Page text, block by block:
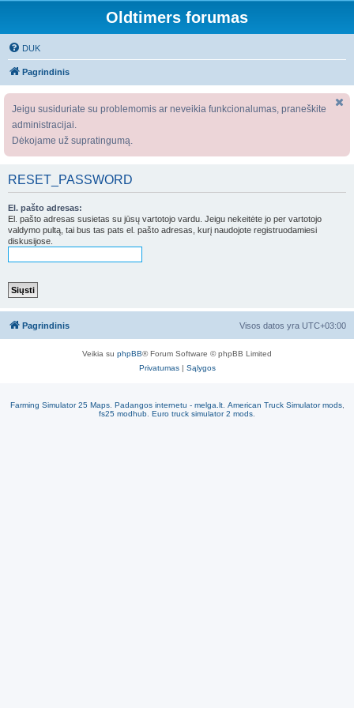
Oldtimers forumas
DUK
Pagrindinis
Jeigu susiduriate su problemomis ar neveikia funkcionalumas, praneškite
administracijai.
Dėkojame už supratingumą.
RESET_PASSWORD
El. pašto adresas:
El. pašto adresas susietas su jūsų vartotojo vardu. Jeigu nekeitėte jo per vartotojo
valdymo pultą, tai bus tas pats el. pašto adresas, kurį naudojote registruodamiesi
diskusijose.
Pagrindinis Visos datos yra UTC+03:00
Veikia su phpBB® Forum Software © phpBB Limited
Privatumas| Sąlygos
Farming Simulator 25 Maps. Padangos internetu - melga.lt. American Truck Simulator mods,
fs25 modhub Euro truck simulator 2 mods